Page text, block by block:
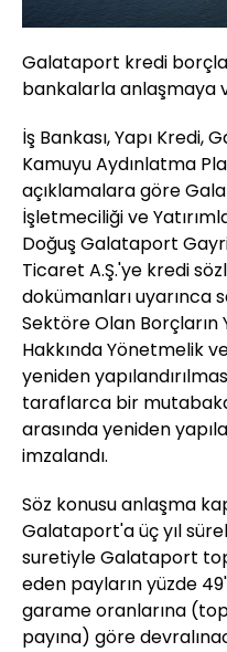
Galataport kredi
bankalarla anlaşmaya
İş Bankası, Yapı Kredi,
Kamuyu Aydınlatma
açıklamalara göre
İşletmeciliği ve
Doğuş Galataport
Ticaret A.Ş.'ye kredi
dokümanları uyarınca
Sektöre Olan Borçların
Hakkında Yönetmelik
yeniden
taraflarca bir
arasında yeniden
imzalandı.
Söz konusu anlaşma
Galataport'a üç yıl
suretiyle Galataport
eden payların yüzde
garame oranlarına
payına) göre